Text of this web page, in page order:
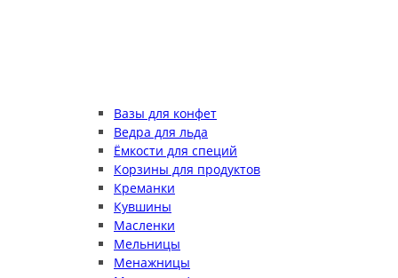
Вазы для конфет
Ведра для льда
Ёмкости для специй
Корзины для продуктов
Креманки
Кувшины
Масленки
Мельницы
Менажницы